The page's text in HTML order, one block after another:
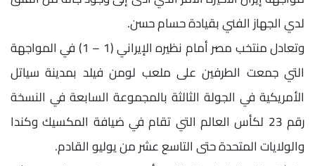
لدي الجهاز الفني بقيادة حسام حسن.
وتعادل منتخب مصر أمام نظيره الإيراني (1 – 1) في المواجهة
التي جمعت الطرفين على ملعب لومن فيلد بمدينة سياتل
الأمريكية في الجولة الثالثة بالمجموعة السابعة في النسخة
رقم 23 لكأس العالم التي تقام في ضيافة المكسيك وكندا
والولايات المتحدة حتى التاسع عشر من يوليو القادم.